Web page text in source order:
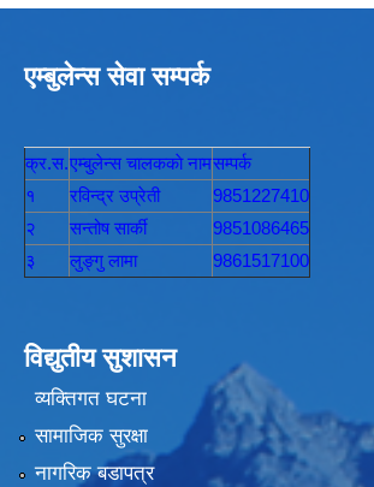
एम्बुलेन्स सेवा सम्पर्क
क्र.स.एम्बुलेन्स चालककाे नामसम्पर्क
१
रविन्द्र उप्रेती
9851227410
२
सन्तोष सार्की
9851086465
३
लुङ्गु लामा 9861517100
विद्युतीय सुशासन
व्यक्तिगत घटना
सामाजिक सुरक्षा
नागरिक बडापत्र